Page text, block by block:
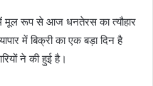
में मूल रूप से आज धनतेरस का त्यौहार
में बिक्री का एक बड़ा दिन है
ने की हुई है।